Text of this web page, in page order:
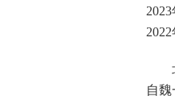
2023
2022
自